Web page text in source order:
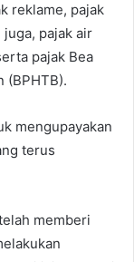
reklame, pajak
pajak air
pajak Bea
(BPHTB).
mengupayakan
terus
memberi